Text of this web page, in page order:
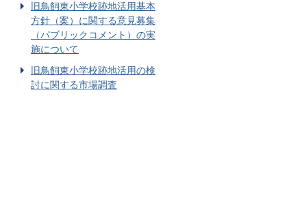
旧鳥飼東小学校跡地活用基本
方針（案）に関する意見募集
（パブリックコメント）の実
施について
旧鳥飼東小学校跡地活用の検
討に関する市場調査